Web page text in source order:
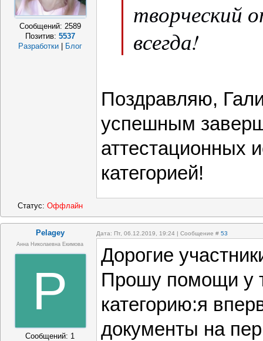
Сообщений: 2589
Позитив: 5537
Разработки | Блог
творческий
всегда!
Поздравляю,
успешным
аттестационных
категорией!
Статус: Оффлайн
Pelagey Дата: Пт, 06.12.2019, 19:24 | Сообщение # 53
Анна Николаевна Екимова
P
Сообщений: 1
Дорогие
Прошу помощи у
категорию:я
документы на